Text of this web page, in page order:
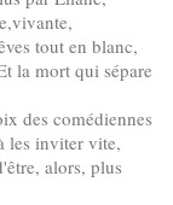
tout en blanc,
la mort qui sépare
des comédiennes
les inviter vite,
alors, plus